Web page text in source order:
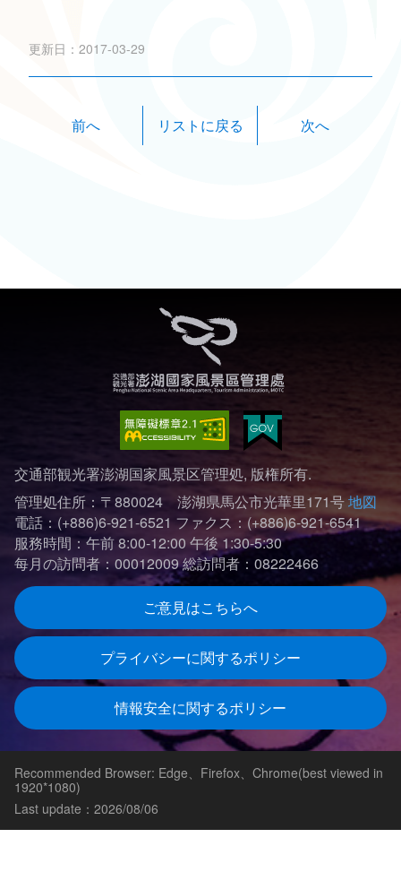
更新日：2017-03-29
前へ 次へ
交通部観光署澎湖国家風景区管理処, 版権所有.
管理処住所：〒880024 澎湖県馬公市光華里171号地図
電話：(+886)6-921-6521 ファクス：(+886)6-921-6541
服務時間：午前 8:00-12:00 午後 1:30-5:30
每月の訪問者：00012009総訪問者：08222466
ご意見はこちらへ
プライバシーに関するポリシー
情報安全に関するポリシー
Recommended Browser: Edge、Firefox、Chrome(best viewed in
1920*1080)
Last update：2026/08/06